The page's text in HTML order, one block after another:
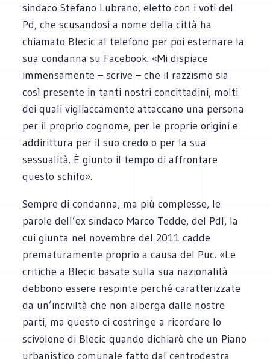
sindaco Stefano Lubrano, eletto con i voti del
Pd, che scusandosi a nome della città ha
chiamato Blecic al telefono per poi esternare la
sua condanna su Facebook. «Mi dispiace
immensamente – scrive – che il razzismo sia
così presente in tanti nostri concittadini, molti
dei quali vigliaccamente attaccano una persona
per il proprio cognome, per le proprie origini e
addirittura per il suo credo o per la sua
sessualità. È giunto il tempo di affrontare
questo schifo».
Sempre di condanna, ma più complesse, le
parole dell’ex sindaco Marco Tedde, del Pdl, la
cui giunta nel novembre del 2011 cadde
prematuramente proprio a causa del Puc. «Le
critiche a Blecic basate sulla sua nazionalità
debbono essere respinte perché caratterizzate
da un’inciviltà che non alberga dalle nostre
parti, ma questo ci costringe a ricordare lo
scivolone di Blecic quando dichiarò che un Piano
urbanistico comunale fatto dal centrodestra